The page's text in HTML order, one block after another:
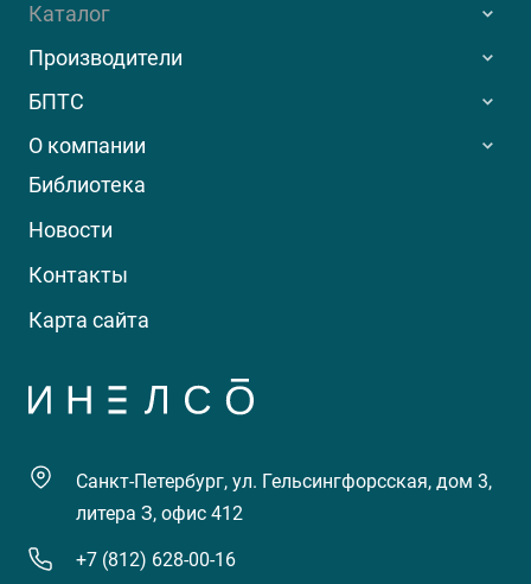
Каталог
Производители
БПТС
О компании
Библиотека
Новости
Контакты
Карта сайта
Санкт-Петербург, ул. Гельсингфорсская, дом 3,
литера З, офис 412
+7 (812) 628-00-16